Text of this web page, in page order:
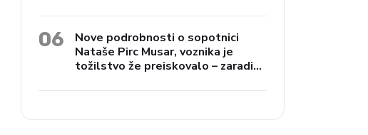
06
Nove podrobnosti o sopotnici
Nataše Pirc Musar, voznika je
tožilstvo že preiskovalo – zaradi